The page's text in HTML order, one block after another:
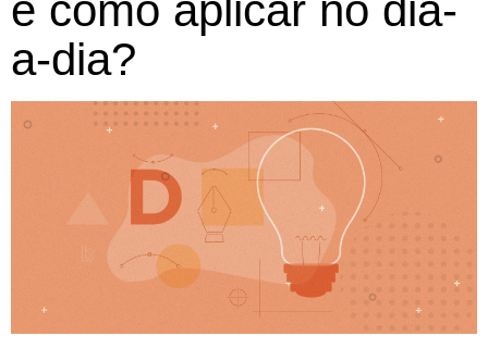
e como aplicar no dia-
a-dia?